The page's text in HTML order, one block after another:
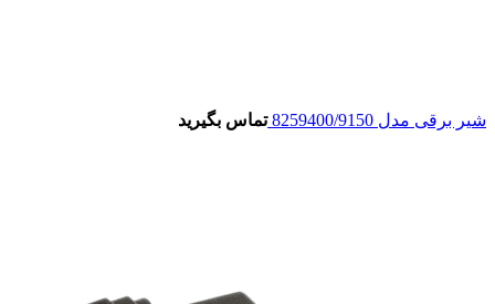
شیر برقی مدل 8259400/9150 تماس بگیرید